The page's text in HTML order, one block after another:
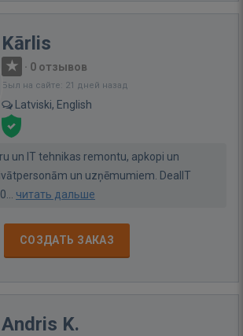
Kārlis
· 0 отзывов
Был на сайте: 21 дней назад
Latviski, English
un IT tehnikas remontu, apkopi un
un uzņēmumiem. DealIT
читать дальше
СОЗДАТЬ ЗАКАЗ
Andris K.